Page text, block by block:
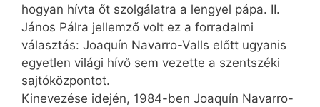
hogyan hívta őt szolgálatra a lengyel pápa. II.
János Pálra jellemző volt ez a forradalmi
választás: Joaquín Navarro-Valls előtt ugyanis
egyetlen világi hívő sem vezette a szentszéki
sajtóközpontot.
Kinevezése idején, 1984-ben Joaquín Navarro-